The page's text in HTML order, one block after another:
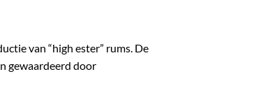
van “high ester” rums. De
gewaardeerd door